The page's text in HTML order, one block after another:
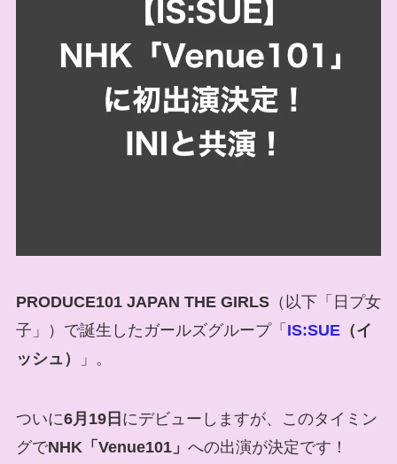
PRODUCE101 JAPAN THE GIRLS（以下「日プ女
子」）で誕生したガールズグループ「 IS:SUE（イ
ッシュ）
」。
ついに6月19日 にデビューしますが、このタイミン
グでNHK「Venue101」 への出演が決定です！